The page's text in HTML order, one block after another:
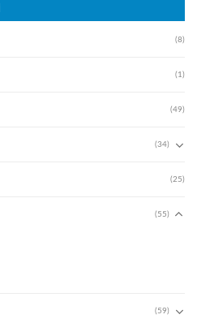
(8)
(1)
(49)
(34)
(25)
(55)
(59)